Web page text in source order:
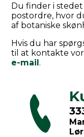
Du finder i
postordre, hvor
af botaniske
Hvis du har
til at kontakte
e-mail.